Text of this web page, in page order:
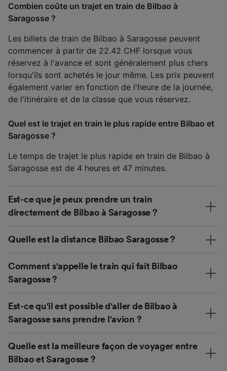
Combien coûte un trajet en train de Bilbao à
Saragosse ?
Les billets de train de Bilbao à Saragosse peuvent
commencer à partir de 22.42 CHF lorsque vous
réservez à l'avance et sont généralement plus chers
lorsqu'ils sont achetés le jour même. Les prix peuvent
également varier en fonction de l'heure de la journée,
de l'itinéraire et de la classe que vous réservez.
Quel est le trajet en train le plus rapide entre Bilbao et
Saragosse ?
Le temps de trajet le plus rapide en train de Bilbao à
Saragosse est de 4 heures et 47 minutes.
Est-ce que je peux prendre un train
directement de Bilbao à Saragosse ?
Quelle est la distance Bilbao Saragosse ?
Comment s'appelle le train qui fait Bilbao
Saragosse ?
Est-ce qu'il est possible d'aller de Bilbao à
Saragosse sans prendre l'avion ?
Quelle est la meilleure façon de voyager entre
Bilbao et Saragosse ?